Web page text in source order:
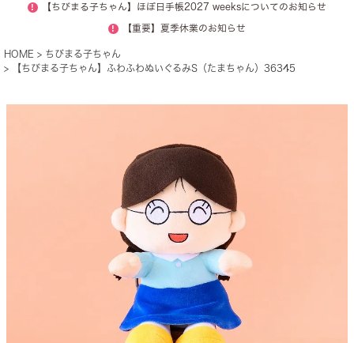
! 【ちびまる子ちゃん】ほぼ日手帳2027 weeksについてのお知らせ
! 【重要】夏季休業のお知らせ
HOME
ちびまる子ちゃん
【ちびまる子ちゃん】ふわふわぬいぐるみS（たまちゃん）36345